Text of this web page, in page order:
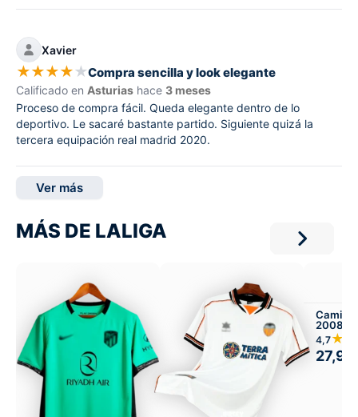
Xavier
★★★★★Compra sencilla y look elegante
Calificado en Asturias hace 3 meses
Proceso de compra fácil. Queda elegante dentro de lo
deportivo. Le sacaré bastante partido. Siguiente quizá la
tercera equipación real madrid 2020.
Ver más
MÁS DE LALIGA
2008-
Infantil
4,7
27,99